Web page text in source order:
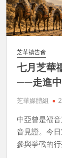
芝華禱告會
七月芝華
——走進
芝華媒體組
中亞曾是福
音見證。今
參與爭戰的行